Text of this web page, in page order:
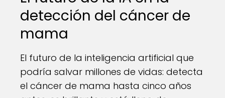
detección del cáncer de
mama
El futuro de la inteligencia artificial que
podría salvar millones de vidas: detecta
el cáncer de mama hasta cinco años